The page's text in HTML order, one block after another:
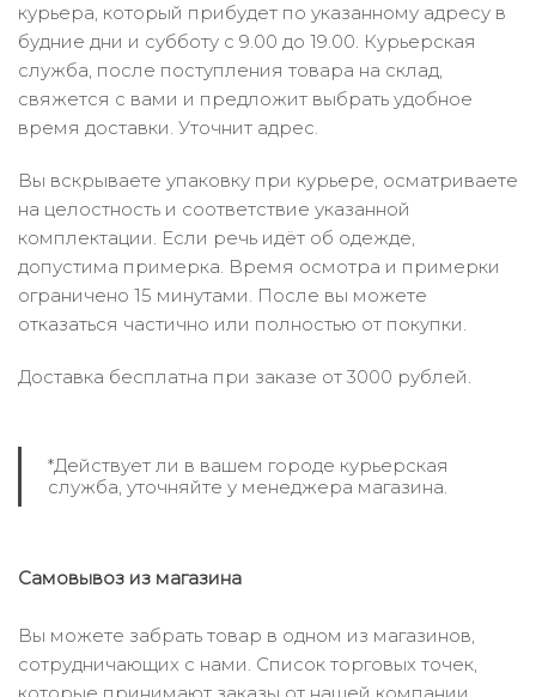
курьера, который прибудет по указанному адресу в
будние дни и субботу с 9.00 до 19.00. Курьерская
служба, после поступления товара на склад,
свяжется с вами и предложит выбрать удобное
время доставки. Уточнит адрес.
Вы вскрываете упаковку при курьере, осматриваете
на целостность и соответствие указанной
комплектации. Если речь идёт об одежде,
допустима примерка. Время осмотра и примерки
ограничено 15 минутами. После вы можете
отказаться частично или полностью от покупки.
Доставка бесплатна при заказе от 3000 рублей.
*Действует ли в вашем городе курьерская
служба, уточняйте у менеджера магазина.
Самовывоз из магазина
Вы можете забрать товар в одном из магазинов,
сотрудничающих с нами. Список торговых точек,